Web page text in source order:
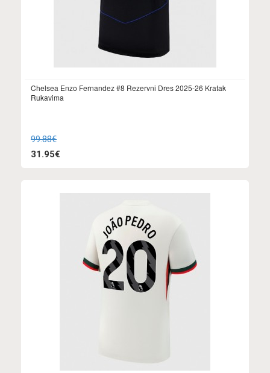
Chelsea Enzo Fernandez #8 Rezervni Dres 2025-26 Kratak
Rukavima
99.88€
31.95€